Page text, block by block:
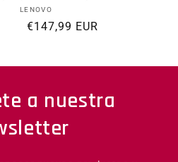
Proveedor:
LENOVO
Precio habitual
€147,99 EUR
a nuestra